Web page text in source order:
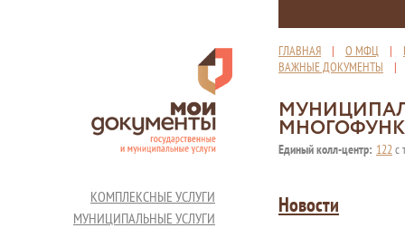
ГЛАВНАЯ | О МФЦ |
ВАЖНЫЕ ДОКУМЕНТЫ
Единый колл-центр: 122с
КОМПЛЕКСНЫЕ УСЛУГИ
МУНИЦИПАЛЬНЫЕ УСЛУГИ
Новости